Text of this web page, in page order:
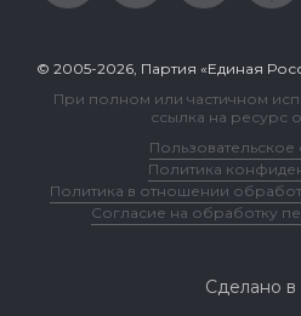
© 2005-2026, Партия «Единая
При полном или частичном
ссылка на ресурс
Политика
Политика в отношении
Согласие на обработку
Сделано в